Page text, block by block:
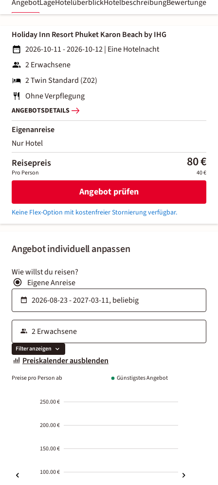
AngebotLageHotelüberblickHotelbeschreibungBewertungen
Angebot individuell anpassen
Wie willst du reisen?
Eigene Anreise
Filter anzeigen
Preiskalender ausblenden
Preise pro Person ab Günstigstes Angebot
250.00 €
200.00 €
150.00 €
100.00 €
Holiday Inn Resort Phuket Karon Beach by IHG
2026-10-11 - 2026-10-12| Eine Hotelnacht
2 Erwachsene
2 Twin Standard (Z02)
Ohne Verpflegung
ANGEBOTSDETAILS
Eigenanreise
Nur Hotel
Reisepreis 80 €
Pro Person 40 €
Angebot prüfen
Keine Flex-Option mit kostenfreier Stornierung verfügbar.